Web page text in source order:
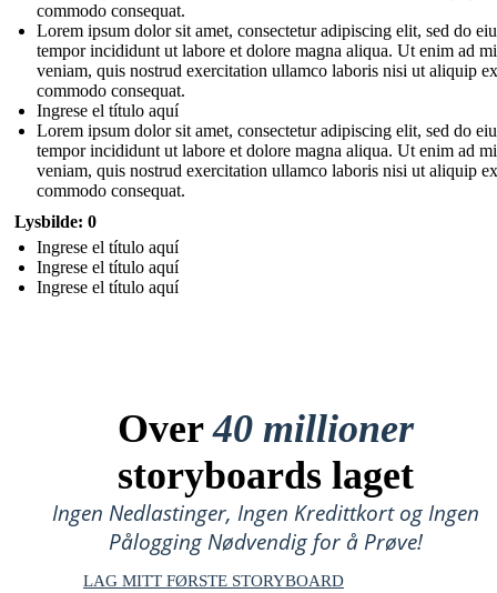
commodo consequat.
Lorem ipsum dolor sit amet, consectetur adipiscing elit, sed do
tempor incididunt ut labore et dolore magna aliqua. Ut enim ad
veniam, quis nostrud exercitation ullamco laboris nisi ut aliquip
commodo consequat.
Ingrese el título aquí
Lorem ipsum dolor sit amet, consectetur adipiscing elit, sed do
tempor incididunt ut labore et dolore magna aliqua. Ut enim ad
veniam, quis nostrud exercitation ullamco laboris nisi ut aliquip
commodo consequat.
Lysbilde: 0
Ingrese el título aquí
Ingrese el título aquí
Ingrese el título aquí
Over40 millioner
storyboards laget
Ingen Nedlastinger, Ingen Kredittkort og Ingen
Pålogging Nødvendig for å Prøve!
LAG MITT FØRSTE STORYBOARD